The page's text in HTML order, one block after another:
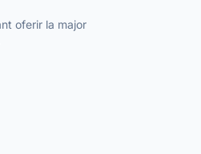
oferir la major